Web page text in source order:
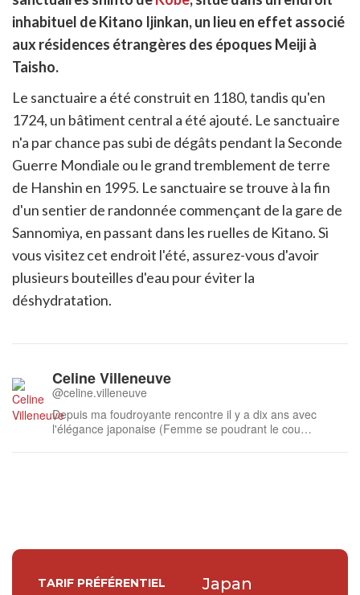
inhabituel de Kitano Ijinkan, un lieu en effet associé
aux résidences étrangères des époques Meiji à
Taisho.
Le sanctuaire a été construit en 1180, tandis qu'en
1724, un bâtiment central a été ajouté. Le sanctuaire
n'a par chance pas subi de dégâts pendant la Seconde
Guerre Mondiale ou le grand tremblement de terre
de Hanshin en 1995. Le sanctuaire se trouve à la fin
d'un sentier de randonnée commençant de la gare de
Sannomiya, en passant dans les ruelles de Kitano. Si
vous visitez cet endroit l'été, assurez-vous d'avoir
plusieurs bouteilles d'eau pour éviter la
déshydratation.
Celine Villeneuve
@celine.villeneuve
Depuis ma foudroyante rencontre il y a dix ans avec
l'élégance japonaise (Femme se poudrant le cou
TARIF PRÉFÉRENTIEL
Japan